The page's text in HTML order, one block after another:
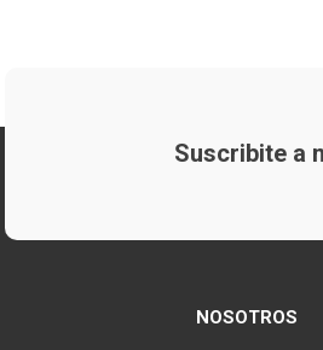
Suscribite a
NOSOTROS